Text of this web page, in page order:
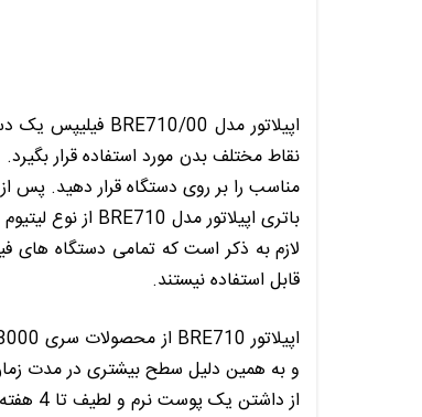
اپیلاتورمدل BRE710/00 فیلیپس یک
نقاط مختلف بدن مورد استفاده قرار
مناسب را بر روی دستگاه قرار دهید. پس از
باتری اپیلاتور مدل BRE710 از نوع لیتیوم یون بوده که پس از مدت زمان 2 ساعت کاملا شارژ می شود. با هر بار شارژ کامل می توانید تا 40 دقیقه از دستگاه استفاده نمایید.
لازم به ذکر است که تمامی دستگاه های
قابل استفاده نیستند.
اپیلاتور BRE710 از محصولات سری 8000
از داشتن یک پوست نرم و لطیف تا 4 هفته لذت ببرید.